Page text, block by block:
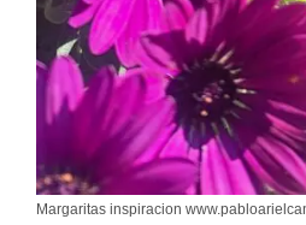
Margaritas inspiracion